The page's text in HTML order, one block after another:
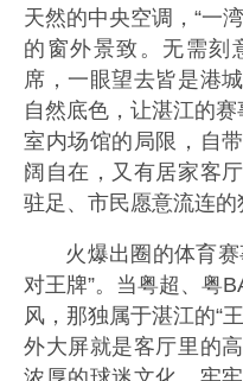
天然的中央空调，“一
的窗外景致。无需刻
席，一眼望去皆是港
自然底色，让湛江的赛
室内场馆的局限，自
阔自在，又有居家客
驻足、市民愿意流连的
火爆出圈的体育
对王牌”。当粤超、粤
风，那独属于湛江的“
外大屏就是客厅里的